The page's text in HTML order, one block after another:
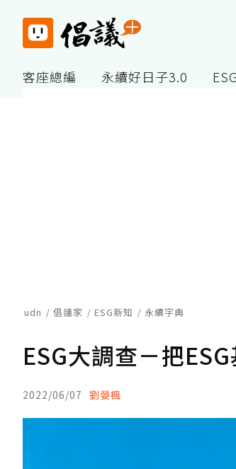
客座總編 永續好日子3.0
udn 倡議家 ESG新知 永續字典
ESG大調查－把
2022/06/07 劉嫈楓